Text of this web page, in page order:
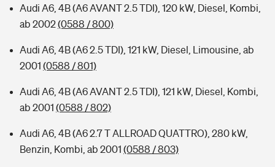
Audi A6, 4B (A6 AVANT 2.5 TDI), 120 kW, Diesel, Kombi,
ab 2002(0588 / 800)
Audi A6, 4B (A6 2.5 TDI), 121 kW, Diesel, Limousine, ab
2001 (0588 / 801)
Audi A6, 4B (A6 AVANT 2.5 TDI), 121 kW, Diesel, Kombi,
ab 2001 (0588 / 802)
Audi A6, 4B (A6 2.7 T ALLROAD QUATTRO), 280 kW,
Benzin, Kombi, ab 2001 (0588 / 803)